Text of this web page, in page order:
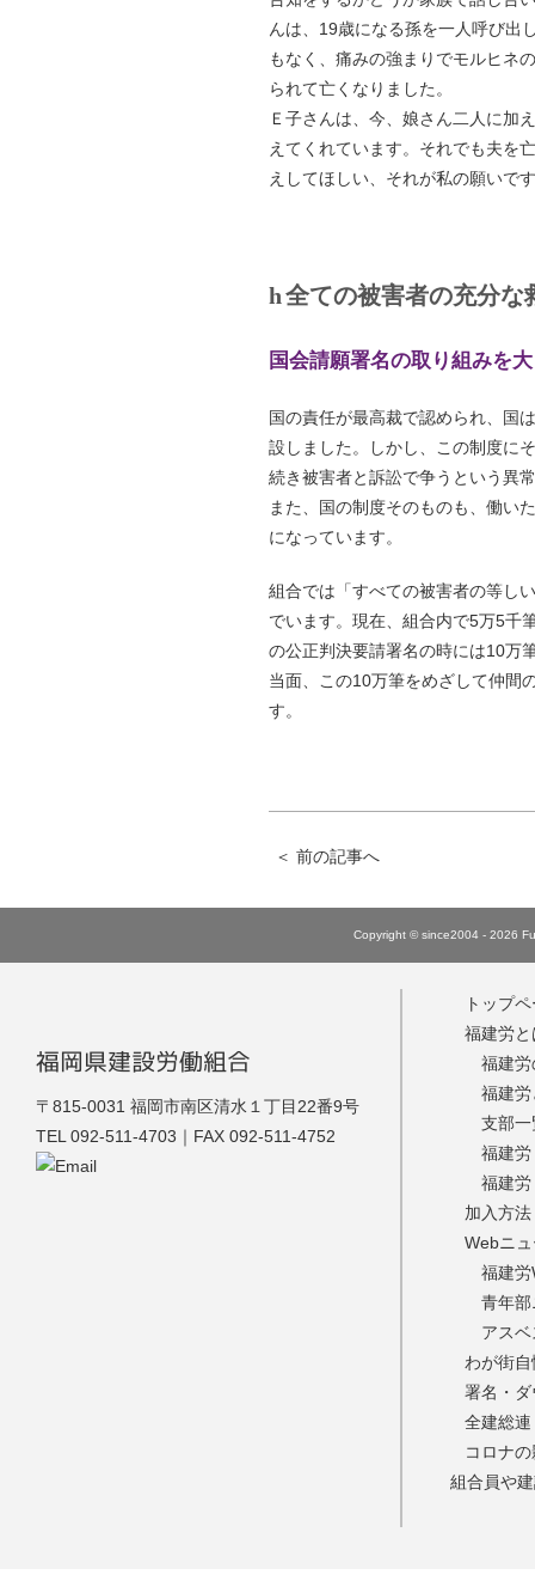
んは、19歳になる孫を一人呼び出
もなく、痛みの強まりでモルヒネ
られて亡くなりました。
Ｅ子さんは、今、娘さん二人に加
えてくれています。それでも夫を
えしてほしい、それが私の願いで
全ての被害者の充分な
国会請願署名の取り組みを
国の責任が最高裁で認められ、国
設しました。しかし、この制度に
続き被害者と訴訟で争うという異
また、国の制度そのものも、働い
になっています。
組合では「すべての被害者の等し
でいます。現在、組合内で5万5千
の公正判決要請署名の時には10万
当面、この10万筆をめざして仲間
す。
＜ 前の記事へ
Copyright © since2004 - 2026
福建労
福岡県建設労働組合
〒815-0031 福岡市南区清水１丁目22番9号
TEL 092-511-4703｜FAX 092-511-4752
トップ
福建労と
福建
福建労
支部一
福建
福建
加入方法
Webニ
福建
青年
アス
わが街自
署名・
全建総
コロナ
組合員や